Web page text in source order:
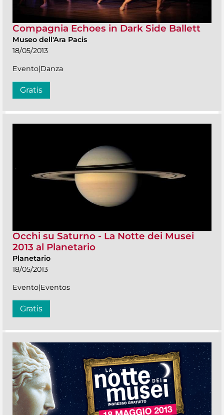
Compagnia Echoes in Dark Side Ballett
Museo dell'Ara Pacis
18/05/2013
Evento|Danza
Gratis
Occhi su Saturno - La Notte dei Musei
2013 al Planetario
Planetario
18/05/2013
Evento|Eventos
Gratis